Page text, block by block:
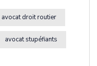
avocat droit routier
avocat stupéfiants